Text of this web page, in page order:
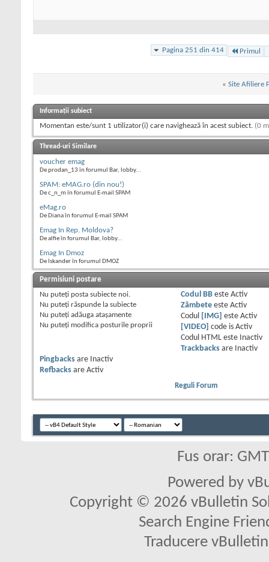
Pagina 251 din 414 Primul
« Site Afiliere
Informații subiect
Momentan este/sunt 1 utilizator(i) care navighează în acest subiect. (0
Thread-uri Similare
voucher emag
De prodan_13 în forumul Bar, lobby...
SPAM: eMAG.ro (din nou!)
De c_n_m în forumul E-mail SPAM
eMag.ro
De Diana în forumul E-mail SPAM
Emag In Rep. Moldova?
De alfie în forumul Bar, lobby...
Emag In Dmoz
De Iskander în forumul DMOZ
Permisiuni postare
Nu puteţi posta subiecte noi.
Nu puteţi răspunde la subiecte
Nu puteţi adăuga ataşamente
Nu puteţi modifica posturile proprii
Codul BBeste Activ
Zâmbeteeste Activ
Codul
[IMG] este Activ
[VIDEO] code is Activ
Codul HTML este
Inactiv
Trackbacksare
Inactiv
Pingbacks are
Inactiv
Refbacks are Activ
Reguli Forum
Fus orar:
Powered by
Copyright © 2026 vBulletin
Search Engine
Traducere